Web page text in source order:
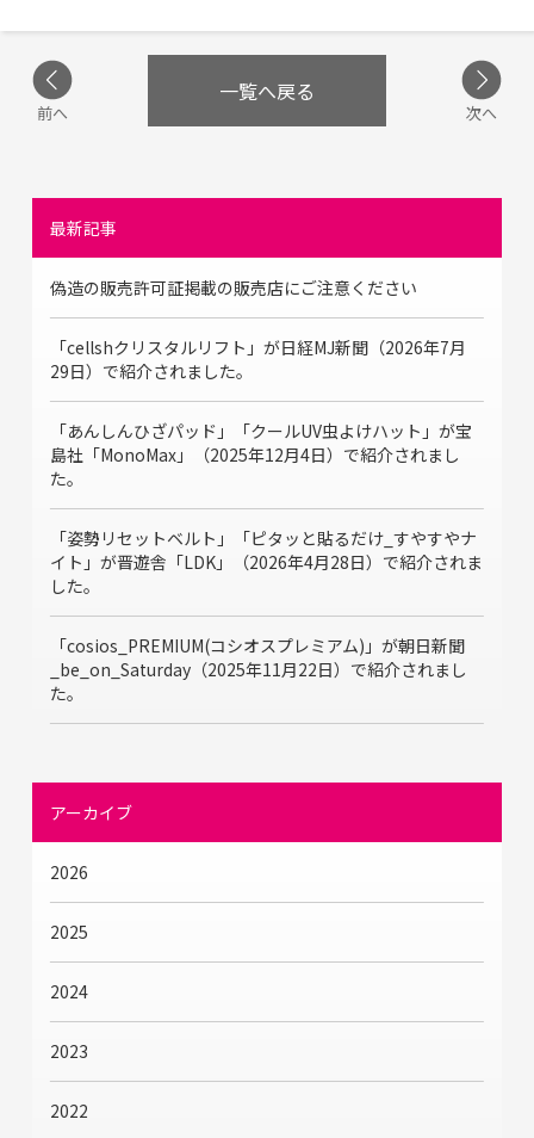
前へ
一覧へ戻る
次へ
最新記事
偽造の販売許可証掲載の販売店にご注意ください
「cellshクリスタルリフト」が日経MJ新聞（2026年7月
29日）で紹介されました。
「あんしんひざパッド」「クールUV虫よけハット」が宝
島社「MonoMax」（2025年12月4日）で紹介されまし
た。
「姿勢リセットベルト」「ピタッと貼るだけ_すやすやナ
イト」が晋遊舎「LDK」（2026年4月28日）で紹介されま
した。
「cosios_PREMIUM(コシオスプレミアム)」が朝日新聞
_be_on_Saturday（2025年11月22日）で紹介されまし
た。
アーカイブ
2026
2025
2024
2023
2022